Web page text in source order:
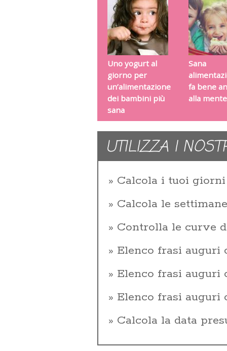
Uno yogurt al
giorno per
un’alimentazione
dei bambini più
sana
Sana
fa bene
alla mente
UTILIZZA I
Calcola i tuoi
Calcola le
Controlla le curve
Elenco frasi auguri
Elenco frasi auguri
Elenco frasi auguri
Calcola la data